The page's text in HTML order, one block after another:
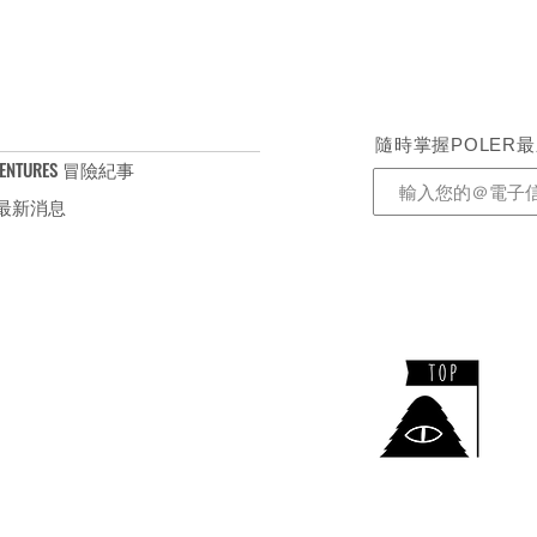
冒險紀事
新消息
隨時掌握POLER